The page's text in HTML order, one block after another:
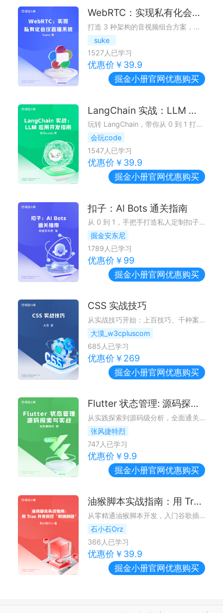
WebRTC：实现私有化会议直播系统
打造 3 种架构的音视频组合方案，直播、会议、教学等多场景适用
suke
1527人已学习
优惠价￥ 39.9
掘金小册官网优惠购买
LangChain 实战：LLM 应用开发指南
玩转 LangChain，带你从 0 到 1 打造自己的 LLM 应用
会玩code
1547人已学习
优惠价￥ 39.9
掘金小册官网优惠购买
扣子：Al Bots 通关指南
从 0 到 1，手把手打造私人定制扣子 AI 助手
掘金安东尼
1789 人已学习
优惠价￥ 99
掘金小册官网优惠购买
CSS 实战技巧
从实战技巧开始：上百技巧、千种案例，轻松应对复杂场景
大漠_w3cpluscom
685 人已学习
优惠价￥ 269
掘金小册官网优惠购买
Flutter 状态管理: 源码探索与实战
从实践探索到源码级分析，全面通关 Flutter 状态管理。
张风捷特烈
747人已学习
优惠价￥ 9.9
掘金小册官网优惠购买
油猴脚本实战指南：用 Trae 开发高效前端利器
从零精通油猴脚本开发，入门谷歌插件开发。
石小石Orz
366 人已学习
优惠价￥ 39.9
掘金小册官网优惠购买